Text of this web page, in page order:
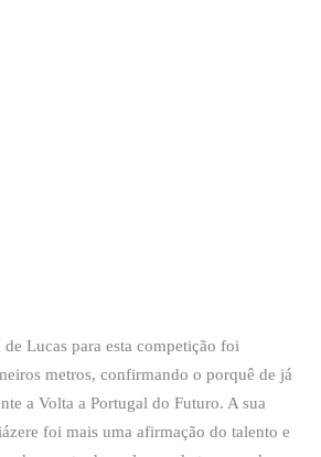
Lucas para esta competição foi
metros, confirmando o porquê de já
a Volta a Portugal do Futuro. A sua
foi mais uma afirmação do talento e